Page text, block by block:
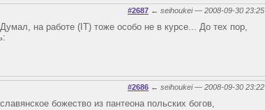
#2687 ← seihoukei — 2008-09-30 23:25
на работе (IT) тоже особо не в курсе... До тех пор,
#2686 ← seihoukei — 2008-09-30 23:22
божество из пантеона польских богов,